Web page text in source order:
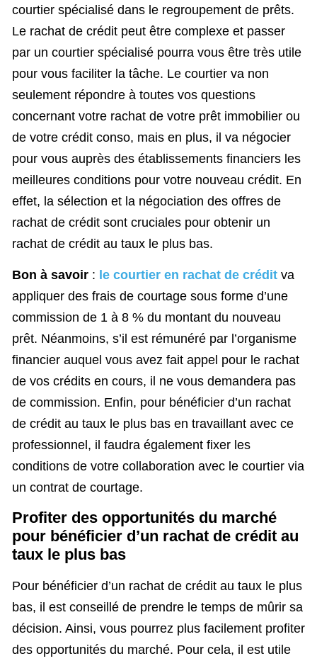
courtier spécialisé dans le regroupement de prêts.
Le rachat de crédit peut être complexe et passer
par un courtier spécialisé pourra vous être très utile
pour vous faciliter la tâche. Le courtier va non
seulement répondre à toutes vos questions
concernant votre rachat de votre prêt immobilier ou
de votre crédit conso, mais en plus, il va négocier
pour vous auprès des établissements financiers les
meilleures conditions pour votre nouveau crédit. En
effet, la sélection et la négociation des offres de
rachat de crédit sont cruciales pour obtenir un
rachat de crédit au taux le plus bas.
Bon à savoir : le courtier en rachat de crédit va
appliquer des frais de courtage sous forme d’une
commission de 1 à 8 % du montant du nouveau
prêt. Néanmoins, s’il est rémunéré par l’organisme
financier auquel vous avez fait appel pour le rachat
de vos crédits en cours, il ne vous demandera pas
de commission. Enfin, pour bénéficier d’un rachat
de crédit au taux le plus bas en travaillant avec ce
professionnel, il faudra également fixer les
conditions de votre collaboration avec le courtier via
un contrat de courtage.
Profiter des opportunités du marché
pour bénéficier d’un rachat de crédit au
taux le plus bas
Pour bénéficier d’un rachat de crédit au taux le plus
bas, il est conseillé de prendre le temps de mûrir sa
décision. Ainsi, vous pourrez plus facilement profiter
des opportunités du marché. Pour cela, il est utile